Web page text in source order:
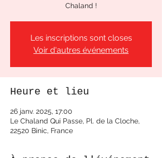
Chaland !
Les inscriptions sont closes
Voir d'autres événements
Heure et lieu
26 janv. 2025, 17:00
Le Chaland Qui Passe, Pl. de la Cloche,
22520 Binic, France